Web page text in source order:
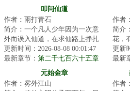
百八十六章 阳神蜕变，湮炽召唤
定，
叩问仙道
作者：雨打青石
简介：一个凡人少年因为一次意
外而误入仙道，在求仙路上挣扎
前行。仙路难于登天，面对重重
险阻，他的求道...
更新时间：2026-08-08 00:01:47
最新章节： 第二千七百六十五章
作者
简介
花，
坟过
割，
更新
最新
元始金章
作者：雾外江山
作者